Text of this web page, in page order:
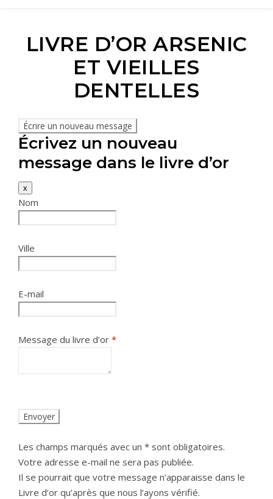
LIVRE D’OR ARSENIC
ET VIEILLES
DENTELLES
Écrivez un nouveau
message dans le livre d’or
x
Nom
Ville
E-mail
Message du livre d’or *
Les champs marqués avec un * sont obligatoires.
Votre adresse e-mail ne sera pas publiée.
Il se pourrait que votre message n’apparaisse dans le
Livre d’or qu’après que nous l’ayons vérifié.